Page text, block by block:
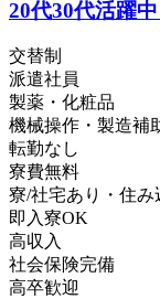
20代30代活躍
交替制
派遣社員
製薬・化粧品
機械操作・製造補
転勤なし
寮費無料
寮/社宅あり・住み
即入寮OK
高収入
社会保険完備
高卒歓迎